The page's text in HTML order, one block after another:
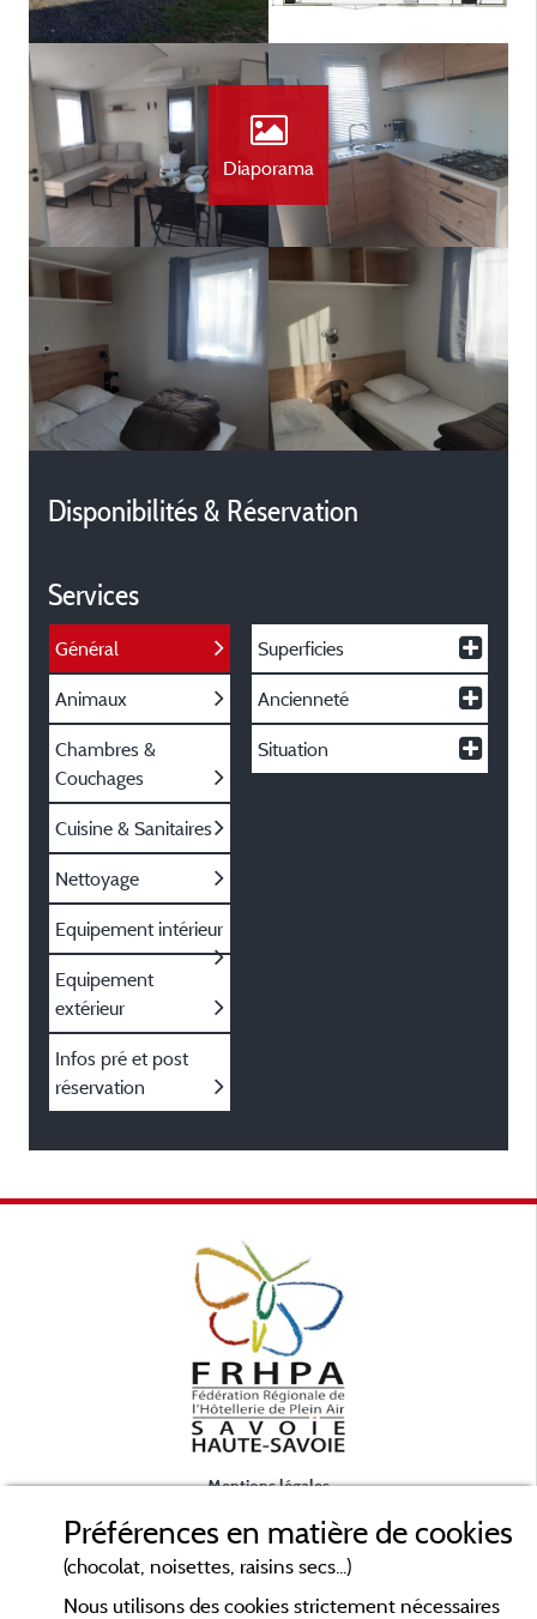
Diaporama
Disponibilités & Réservation
Services
Général
Animaux
Chambres &
Couchages
Cuisine & Sanitaires
Nettoyage
Equipement intérieur
Equipement
extérieur
Infos pré et post
réservation
Superficies
Ancienneté
Situation
Mentions légales
Préférences en matière de cookies
(chocolat, noisettes, raisins secs...)
Nous utilisons des cookies strictement nécessaires